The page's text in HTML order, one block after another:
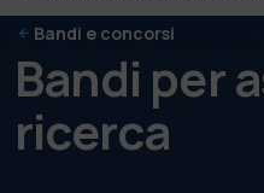
Bandi e concorsi
Bandi per
ricerca